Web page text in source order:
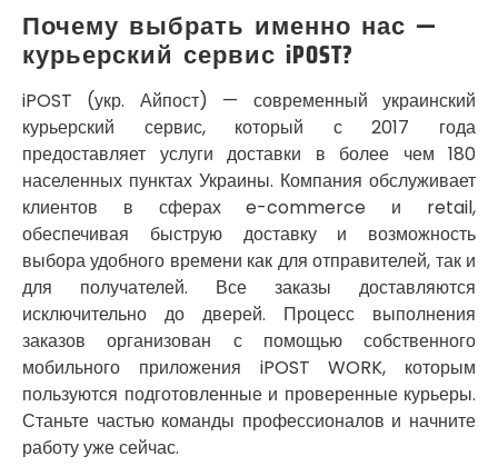
Почему выбрать именно нас —
курьерский сервис iPOST?
iPOST (укр. Айпост) — современный украинский
курьерский сервис, который с 2017 года
предоставляет услуги доставки в более чем 180
населенных пунктах Украины. Компания обслуживает
клиентов в сферах e-commerce и retail,
обеспечивая быструю доставку и возможность
выбора удобного времени как для отправителей, так и
для получателей. Все заказы доставляются
исключительно до дверей. Процесс выполнения
заказов организован с помощью собственного
мобильного приложения iPOST WORK, которым
пользуются подготовленные и проверенные курьеры.
Станьте частью команды профессионалов и начните
работу уже сейчас.
Ромны
Ровно
Рудное
Самбор
Счастливое
Шепетовка
Шостка
Шпола
Синельниково
Славута
Славутич
Слобожанское
Смела
Софиевская Борщаговка
Сокольники
Солоницевка
Староконстантинов
Старые Петровцы